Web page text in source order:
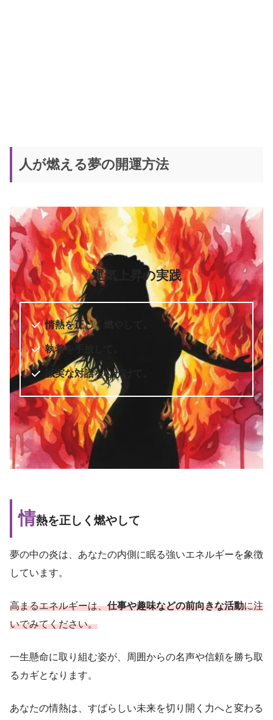
人が燃える夢の開運方法
運気上昇の実践
情熱を正しく燃やして。
執着を手放して。
誠実な対話を心がけて。
情熱を正しく燃やして
夢の中の炎は、あなたの内側に眠る強いエネルギーを象徴
しています。
高まるエネルギーは、仕事や趣味などの前向きな活動に注
いでみてください。
一生懸命に取り組む姿が、周囲からの名声や信頼を勝ち取
るカギとなります。
あなたの情熱は、すばらしい未来を切り開く力へと変わる